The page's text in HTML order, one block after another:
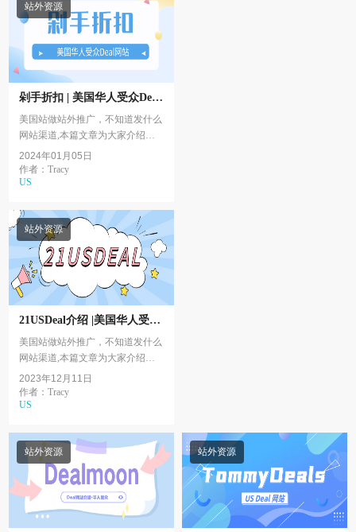
站外资源
剁手折扣 | 美国华人受众Deal
网站介绍第四篇
美国站做站外推广，不知道发什么
网站渠道,本篇文章为大家介绍华
人受众渠道系列的第四篇 -
Duoshouus剁手折扣。一剁手折扣
介绍剁手折扣 – 全天24小时实...
2024年01月05日
作者：Tracy
US
站外资源
21USDeal介绍 |美国华人受众
站外Deal网站3
美国站做站外推广，不知道发什么
网站渠道,本篇文章为大家介绍华
人受众渠道系列的第三篇
-21USDEAL。21USDEl介绍美国
打折网,为网友提供准确、...
2023年12月11日
作者：Tracy
US
站外资源 站外资源